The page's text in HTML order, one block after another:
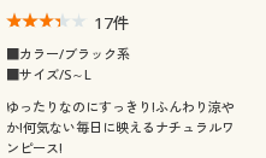
17件
■カラー/ブラック系
■サイズ/S～L
ゆったりなのにすっきり!ふんわり涼や
か!何気ない毎日に映えるナチュラルワ
ンピース!